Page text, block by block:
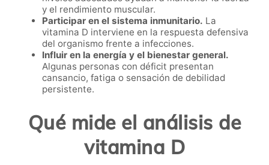
y el rendimiento muscular.
Participar en el sistema inmunitario. La
vitamina D interviene en la respuesta defensiva
del organismo frente a infecciones.
Influir en la energía y el bienestar general.
Algunas personas con déficit presentan
cansancio, fatiga o sensación de debilidad
persistente.
Qué mide el análisis de
vitamina D